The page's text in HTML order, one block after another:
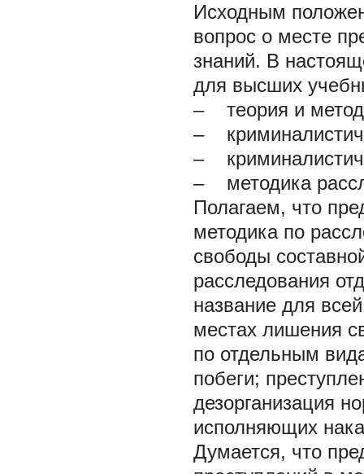
Исходным
вопрос о месте
знаний. В
для высших
– теория и
–
–
– методика
Полагаем, что
методика по
свободы
расследования
название для
местах лишения
по отдельным
побеги;
дезорганизация
исполняющих
Думается, что